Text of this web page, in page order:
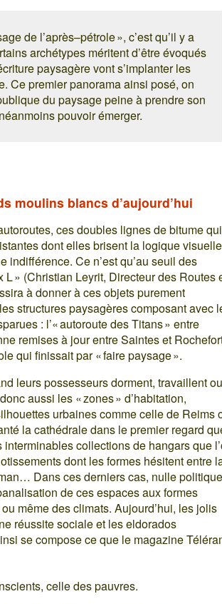
de l’après–pétrole », c’est qu’il y a
archétypes méritent d’être évoqués
paysagère vont s’implanter les
Ce premier panorama ainsi posé, on
du paysage peine à prendre son
pouvoir émerger.
moulins blancs d’aujourd’hui
ces doubles lignes de bitume qui
dont elles brisent la logique
Ce n’est qu’au seuil des
» (Christian Leyrit, Directeur des Routes
à donner à ces objets purement
structures paysagères composant avec
: l’« autoroute des Titans » entre
remises à jour entre Saintes et
qui finissait par « faire paysage ».
leurs possesseurs dorment, travaillent ou
aussi les « zones » d’habitation,
urbaines comme celle de Reims
la cathédrale dans le premier regard
collections de hangars que
dont les formes hésitent entre
Dans ces derniers cas, nulle politique
de ces espaces aux formes
même des climats. Aujourd’hui, les jolis
réussite sociale et les eldorados
se compose ce que le magazine
celle des pauvres.